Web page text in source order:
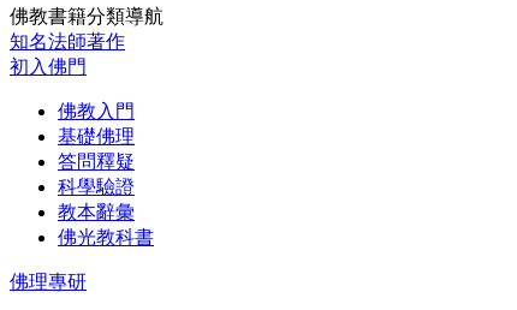
佛教書籍分類導航
知名法師著作
初入佛門
佛教入門
基礎佛理
答問釋疑
科學驗證
教本辭彙
佛光教科書
佛理專研